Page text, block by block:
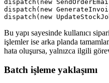
dispatch(new
dispatch(new
dispatch(new
Bu yapı sayesinde kullanıcı
işlemler ise arka planda
hata oluşursa, yalnızca ilgili
Batch işleme yaklaşımı